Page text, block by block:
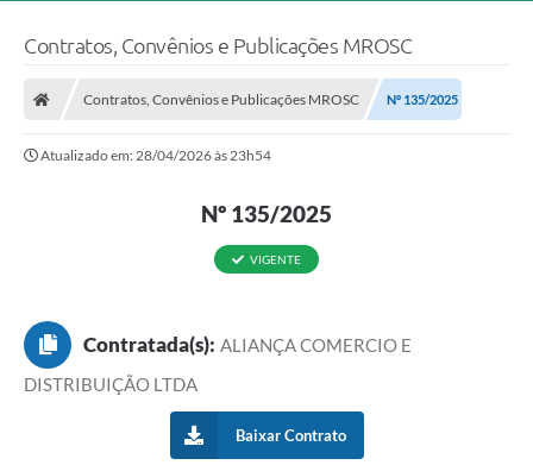
Processo Seletivo/Concurso Público
Taxas de Inscrição/Guia de Arrecadação / Tributos
Plano Diretor Participativo de Serro/MG
Planejamento e Orçamento Público: PPA - LOA -
LDO
Licitações
Sala Mineira do Empreendedor de Serro/MG
Contratos, Convênios e Publicações MROSC
Contratos, Convênios e Publicações MROSC Nº 135/2025
Atualizado em: 28/04/2026 às 23h54
Nº 135/2025
VIGENTE
Contratada(s): ALIANÇA COMERCIO E
DISTRIBUIÇÃO LTDA
Baixar Contrato